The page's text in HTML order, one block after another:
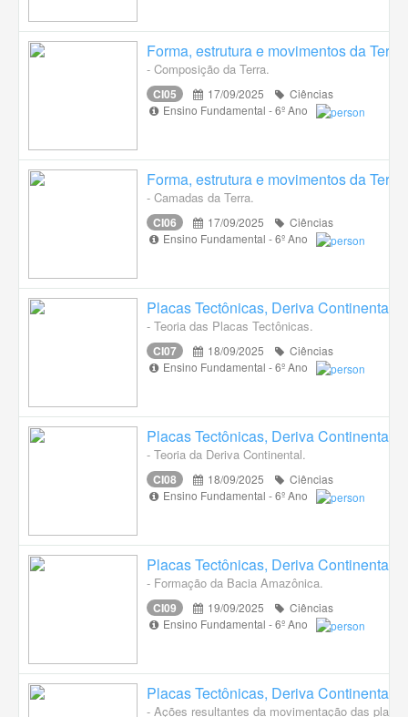
Forma, estrutura e movimentos da Terra
- Composição da Terra.
CI05 17/09/2025
Ciências
Ensino Fundamental - 6º Ano
Forma, estrutura e movimentos da Terra
- Camadas da Terra.
CI06 17/09/2025
Ciências
Ensino Fundamental - 6º Ano
Placas Tectônicas, Deriva Continental,
- Teoria das Placas Tectônicas.
CI07 18/09/2025
Ciências
Ensino Fundamental - 6º Ano
Placas Tectônicas, Deriva Continental,
- Teoria da Deriva Continental.
CI08 18/09/2025
Ciências
Ensino Fundamental - 6º Ano
Placas Tectônicas, Deriva Continental,
- Formação da Bacia Amazônica.
CI09 19/09/2025
Ciências
Ensino Fundamental - 6º Ano
Placas Tectônicas, Deriva Continental,
- Ações resultantes da movimentação das